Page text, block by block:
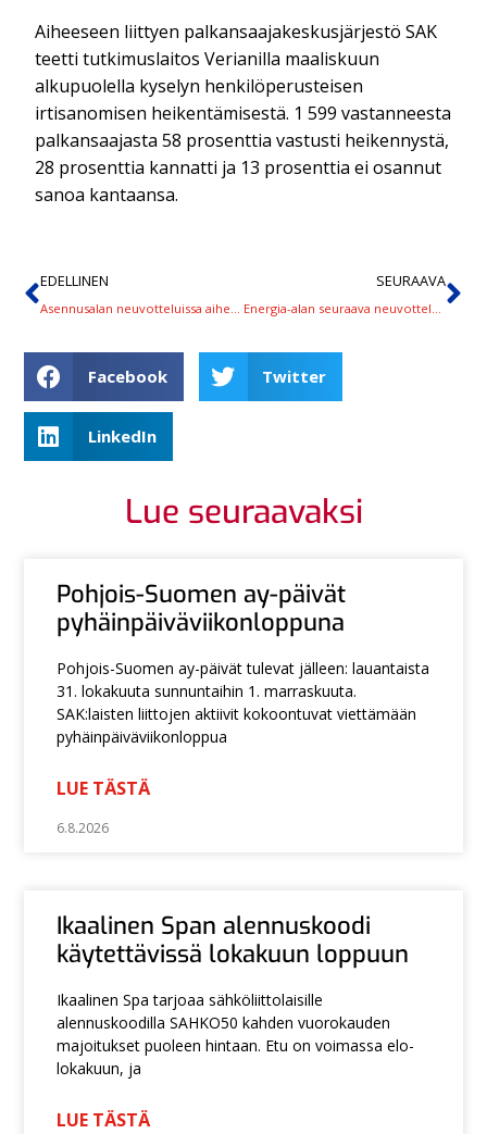
Aiheeseen liittyen palkansaajakeskusjärjestö SAK
teetti tutkimuslaitos Verianilla maaliskuun
alkupuolella kyselyn henkilöperusteisen
irtisanomisen heikentämisestä. 1 599 vastanneesta
palkansaajasta 58 prosenttia vastusti heikennystä,
28 prosenttia kannatti ja 13 prosenttia ei osannut
sanoa kantaansa.
EDELLINEN SEURAAVA
Facebook Twitter
LinkedIn
Lue seuraavaksi
Pohjois-Suomen ay-päivät
pyhäinpäiväviikonloppuna
Pohjois-Suomen ay-päivät tulevat jälleen: lauantaista
31. lokakuuta sunnuntaihin 1. marraskuuta.
SAK:laisten liittojen aktiivit kokoontuvat viettämään
pyhäinpäiväviikonloppua
LUE TÄSTÄ
6.8.2026
Ikaalinen Span alennuskoodi
käytettävissä lokakuun loppuun
Ikaalinen Spa tarjoaa sähköliittolaisille
alennuskoodilla SAHKO50 kahden vuorokauden
majoitukset puoleen hintaan. Etu on voimassa elo-
lokakuun, ja
LUE TÄSTÄ